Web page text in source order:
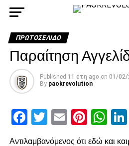
ΠΡΩΤΟΣΈΛΙΔΟ
Παραίτηση
Published 11 έτη ago on 01/02/
By paokrevolution
Facebook
Twitter
Email
Αντιλαμβανόμενος ότι εδώ και